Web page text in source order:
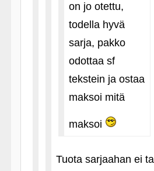
on jo otettu,
todella hyvä
sarja, pakko
odottaa sf
tekstein ja ostaa
maksoi mitä
maksoi
Tuota sarjaahan ei